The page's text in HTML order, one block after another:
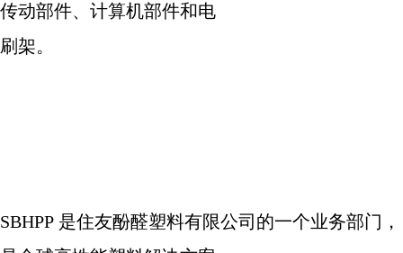
传动部件、计算机部件和电
刷架。
SBHPP 是住友酚醛塑料有限公司的一个业务部门，